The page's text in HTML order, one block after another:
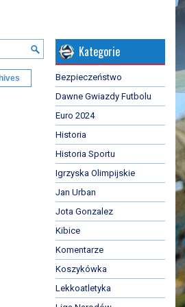
Kategorie
Bezpieczeństwo
Dawne Gwiazdy Futbolu
Euro 2024
Historia
Historia Sportu
Igrzyska Olimpijskie
Jan Urban
Jota Gonzalez
Kibice
Komentarze
Koszykówka
Lekkoatletyka